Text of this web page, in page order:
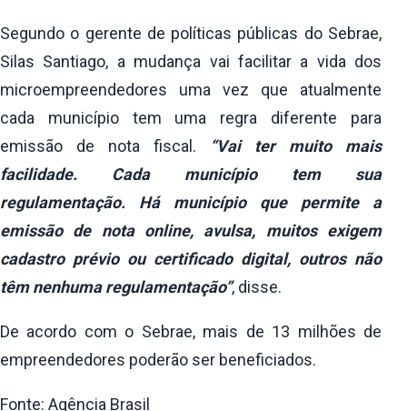
Segundo o gerente de políticas públicas do Sebrae,
Silas Santiago, a mudança vai facilitar a vida dos
microempreendedores uma vez que atualmente
cada município tem uma regra diferente para
emissão de nota fiscal.
“Vai ter muito mais
facilidade. Cada município tem sua
regulamentação. Há município que permite a
emissão de nota online, avulsa, muitos exigem
cadastro prévio ou certificado digital, outros não
têm nenhuma regulamentação”, disse.
De acordo com o Sebrae, mais de 13 milhões de
empreendedores poderão ser beneficiados.
Fonte: Agência Brasil